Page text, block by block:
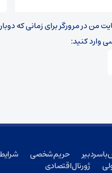
من در مرورگر برای زمانی که
وارد کنید:
سردبیر حریم شخصی
ژورنال اقتصادی